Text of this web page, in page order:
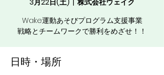
3月22日(土)
  |
株式会社ウェイク
Wake運動あそびプログラム支援事業
戦略とチームワークで勝利をめざせ！！
日時・場所